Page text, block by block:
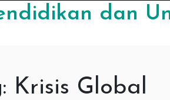
dan
Krisis Global